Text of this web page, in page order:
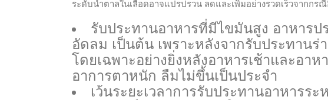
ระดับน้ำตาลในเลือดอาจแปรปรวน ลดและเพิ่มอย่างรวดเร็วจากกร
รับประทานอาหารที่มีไขมันสูง อาหาร
อัดลม เป็นต้น เพราะหลังจากรับประทานร่
โดยเฉพาะอย่างยิ่งหลังอาหารเช้าและอา
อาการตาหนัก ลืมไม่ขึ้นเป็นประจำ
เว้นระยะเวลาการรับประทานอาหารร